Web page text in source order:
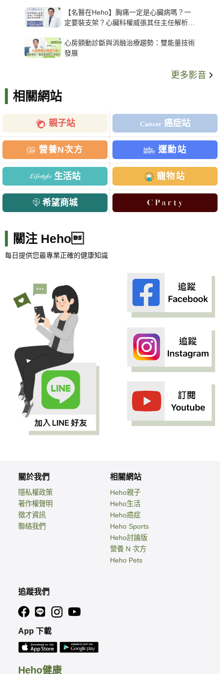
【名醫在Heho】胸痛一定是心臟病嗎？一
定要裝支架？心臟科權威張其任主任解析支
心房顫動診斷與消融治療趨勢：雙能量技術
發展
更多影音
相關網站
親子站 癌症站
營養N次方 運動站
生活站 寵物站
希望商城
關注 Heho
每日提供您最專業正確的健康知識
Heho健康
關於我們
隱私權政策
著作權聲明
徵才資訊
聯絡我們
相關網站
Heho親子
Heho生活
Heho癌症
Heho Sports
Heho討論版
營養 N 次方
Heho Pets
追蹤我們
App 下載